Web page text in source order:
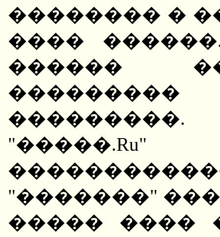
�������� �
����
������
"�������"
����� ����